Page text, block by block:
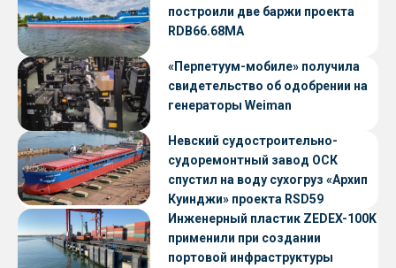
построили две баржи проекта
RDB66.68МА
«Перпетуум-мобиле» получила
свидетельство об одобрении на
генераторы Weiman
Невский судостроительно-
судоремонтный завод ОСК
спустил на воду сухогруз «Архип
Куинджи» проекта RSD59
Инженерный пластик ZEDEX-100K
применили при создании
портовой инфраструктуры